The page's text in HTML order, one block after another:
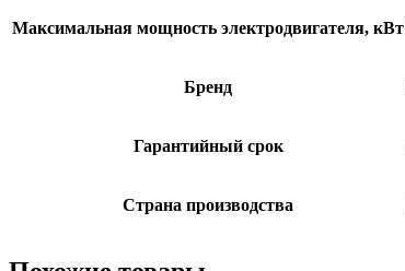
Максимальная мощность электродвигателя, кВт
Бренд
Гарантийный срок
Страна производства